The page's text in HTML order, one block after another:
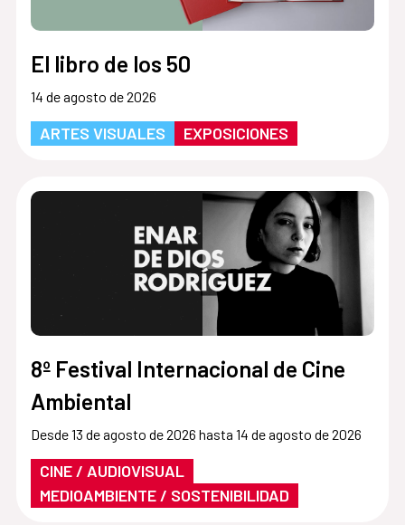
El libro de los 50
14 de agosto de 2026
ARTES VISUALES EXPOSICIONES
8º Festival Internacional de Cine
Ambiental
Desde 13 de agosto de 2026 hasta 14 de agosto de 2026
CINE / AUDIOVISUAL
MEDIOAMBIENTE / SOSTENIBILIDAD